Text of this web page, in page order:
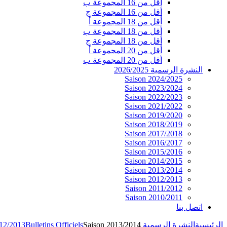
أقل من 16 المجموعة ب
أقل من 16 المجموعة ج
أقل من 18 المجموعة أ
أقل من 18 المجموعة ب
أقل من 18 المجموعة ج
أقل من 20 المجموعة أ
أقل من 20 المجموعة ب
النشرة الرسمية 2026/2025
Saison 2024/2025
Saison 2023/2024
Saison 2022/2023
Saison 2021/2022
Saison 2019/2020
Saison 2018/2019
Saison 2017/2018
Saison 2016/2017
Saison 2015/2016
Saison 2014/2015
Saison 2013/2014
Saison 2012/2013
Saison 2011/2012
Saison 2010/2011
اتصل بنا
الرئيسية النشرة الرسمية 2026/2025 2013Bulletins OfficielsSaison 2013/2014